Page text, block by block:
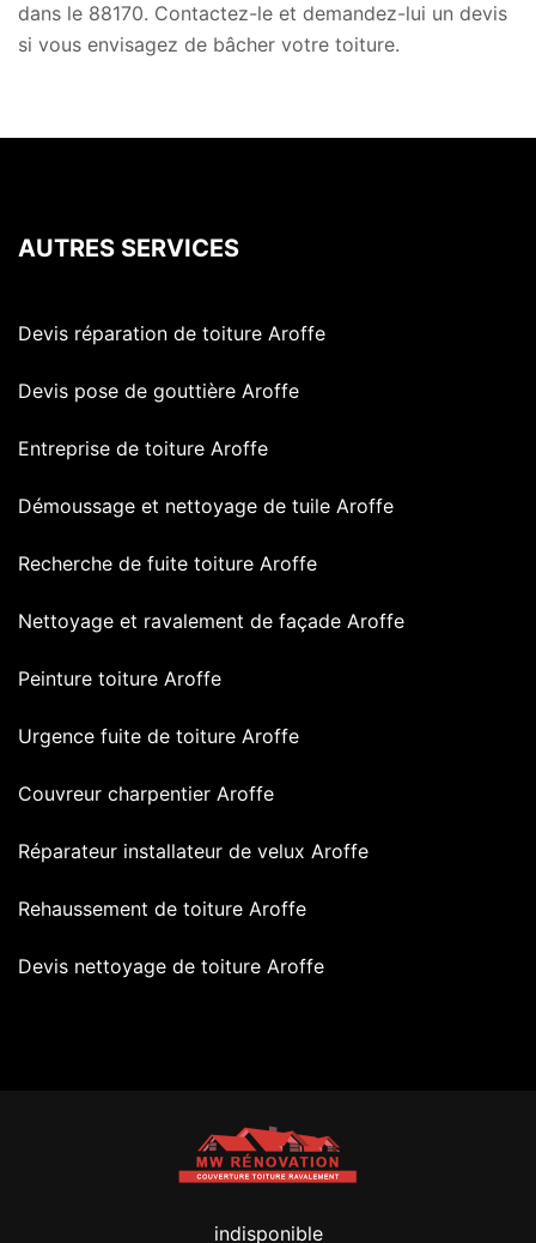
dans le 88170. Contactez-le et demandez-lui un devis
si vous envisagez de bâcher votre toiture.
AUTRES SERVICES
Devis réparation de toiture Aroffe
Devis pose de gouttière Aroffe
Entreprise de toiture Aroffe
Démoussage et nettoyage de tuile Aroffe
Recherche de fuite toiture Aroffe
Nettoyage et ravalement de façade Aroffe
Peinture toiture Aroffe
Urgence fuite de toiture Aroffe
Couvreur charpentier Aroffe
Réparateur installateur de velux Aroffe
Rehaussement de toiture Aroffe
Devis nettoyage de toiture Aroffe
indisponible